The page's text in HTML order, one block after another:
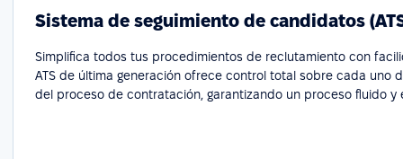
Sistema de seguimiento de candidatos
Simplifica todos tus procedimientos de reclutamiento con
ATS de última generación ofrece control total sobre cada uno
del proceso de contratación, garantizando un proceso fluido y